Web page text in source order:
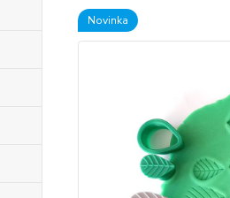
Novinka